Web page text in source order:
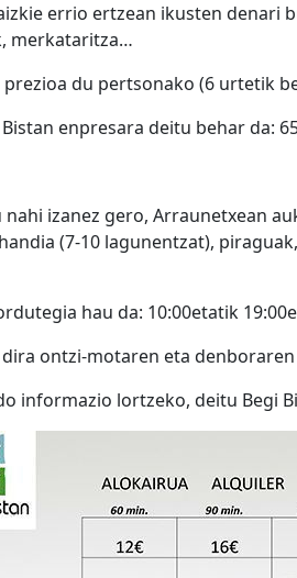
errio ertzean ikusten denari
merkataritza…
prezioa du pertsonako (6 urtetik
enpresara deitu behar da:
izanez gero, Arraunetxean
(7-10 lagunentzat),
hau da: 10:00etatik
ontzi-motaren eta
informazio lortzeko, deitu Begi